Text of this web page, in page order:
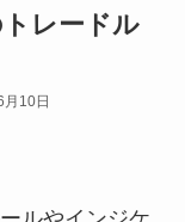
レードル
10日